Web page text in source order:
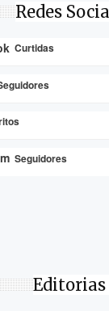
Redes
Curtidas
Seguidores
Editorias